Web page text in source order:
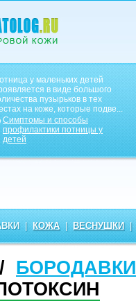
у маленьких детей
в виде большого
пузырьков в тех
на коже, которые подве...
Симптомы и способы
профилактики потницы у
детей
| КОЖА | ВЕСНУШКИ |
БОРОДАВКИ